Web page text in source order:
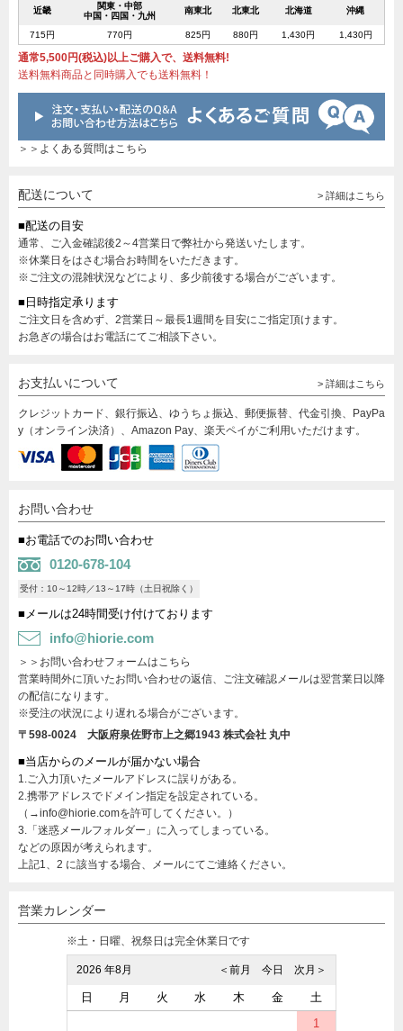
近畿
関東・中部
中国・四国・九州
南東北 北東北 北海道 沖縄
715円 770円 825円 880円 1,430円 1,430円
通常5,500円(税込)以上ご購入で、送料無料!
送料無料商品と同時購入でも送料無料！
＞＞よくある質問はこちら
配送について > 詳細はこちら
■配送の目安
通常、ご入金確認後2～4営業日で弊社から発送いたします。
※休業日をはさむ場合お時間をいただきます。
※ご注文の混雑状況などにより、多少前後する場合がございます。
■日時指定承ります
ご注文日を含めず、2営業日～最長1週間を目安にご指定頂けます。
お急ぎの場合はお電話にてご相談下さい。
お支払いについて > 詳細はこちら
クレジットカード、銀行振込、ゆうちょ振込、郵便振替、代金引換、PayPa
y（オンライン決済）、Amazon Pay、楽天ペイがご利用いただけます。
お問い合わせ
■お電話でのお問い合わせ
0120-678-104
受付：10～12時／13～17時（土日祝除く）
■メールは24時間受け付けております
info@hiorie.com
＞＞お問い合わせフォームはこちら
営業時間外に頂いたお問い合わせの返信、ご注文確認メールは翌営業日以降
の配信になります。
※受注の状況により遅れる場合がございます。
〒598-0024 大阪府泉佐野市上之郷1943 株式会社 丸中
■当店からのメールが届かない場合
1.ご入力頂いたメールアドレスに誤りがある。
2.携帯アドレスでドメイン指定を設定されている。
（→info@hiorie.comを許可してください。）
3.「迷惑メールフォルダー」に入ってしまっている。
などの原因が考えられます。
上記1、2 に該当する場合、メールにてご連絡ください。
営業カレンダー
※土・日曜、祝祭日は完全休業日です
2026 年8月 次月＞
今日
＜前月
日 月 火 水 木 金
土
1